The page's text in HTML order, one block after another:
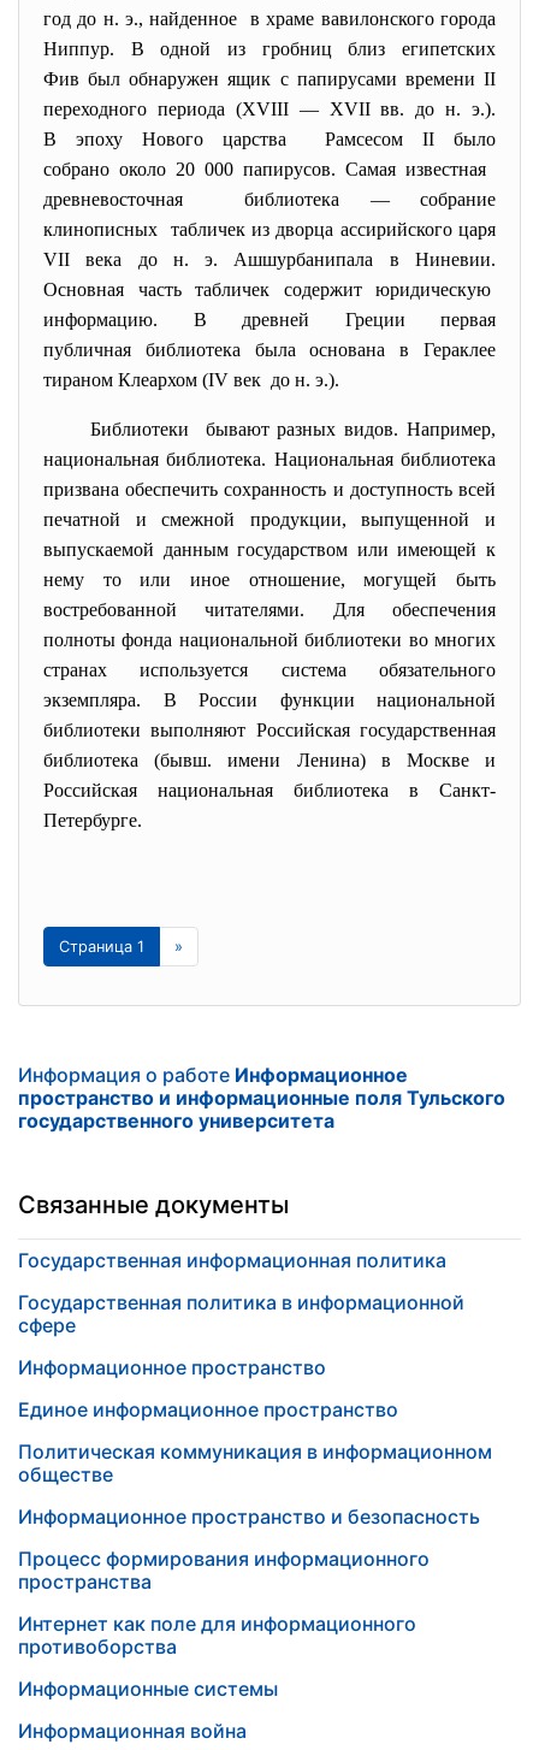
год до н. э., найденное в храме вавилонского города
Ниппур. В одной из гробниц близ египетских
Фив был обнаружен ящик с папирусами времени II
переходного периода (XVIII — XVII вв. до н. э.).
В эпоху Нового царства Рамсесом II было
собрано около 20 000 папирусов. Самая известная
древневосточная библиотека — собрание
клинописных табличек из дворца ассирийского царя
VII века до н. э. Ашшурбанипала в Ниневии.
Основная часть табличек содержит юридическую
информацию. В древней Греции первая
публичная библиотека была основана в Гераклее
тираном Клеархом (IV век до н. э.).
Библиотеки бывают разных видов. Например,
национальная библиотека. Национальная библиотека
призвана обеспечить сохранность и доступность всей
печатной и смежной продукции, выпущенной и
выпускаемой данным государством или имеющей к
нему то или иное отношение, могущей быть
востребованной читателями. Для обеспечения
полноты фонда национальной библиотеки во многих
странах используется система обязательного
экземпляра. В России функции национальной
библиотеки выполняют Российская государственная
библиотека (бывш. имени Ленина) в Москве и
Российская национальная библиотека в Санкт-
Петербурге.
Страница 1 »
Информация о работе Информационное
пространство и информационные поля Тульского
государственного университета
Связанные документы
Государственная информационная политика
Государственная политика в информационной
сфере
Информационное пространство
Единое информационное пространство
Политическая коммуникация в информационном
обществе
Информационное пространство и безопасность
Процесс формирования информационного
пространства
Интернет как поле для информационного
противоборства
Информационные системы
Информационная война